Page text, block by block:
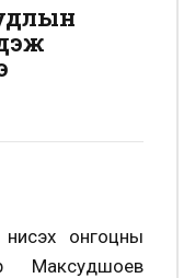
онгоцны
Максудшоев